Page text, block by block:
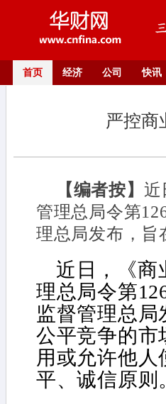
首页 经济 公司 快讯
严控商
【编者按】 近
管理总局令第
理总局发布，旨
近日，《商
理总局令第
监督管理总
公平竞争的市
用或允许他
平、诚信原则